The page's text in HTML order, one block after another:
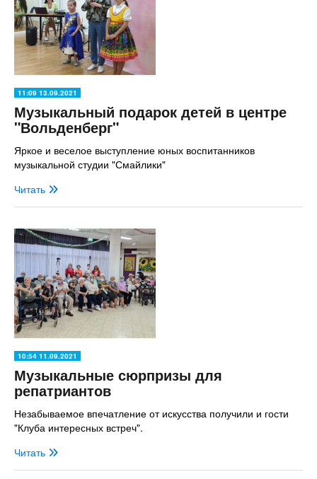
11:09 13.09.2021
Музыкальный подарок детей в центре
"Вольденберг"
Яркое и веселое выступление юных воспитанников
музыкальной студии "Смайлики"
Читать
10:54 11.09.2021
Музыкальные сюрпризы для
репатриантов
Незабываемое впечатление от искусства получили и гости
"Клуба интересных встреч".
Читать